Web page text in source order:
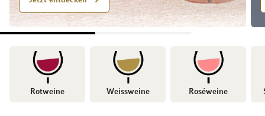
Rotweine Weissweine Roséweine